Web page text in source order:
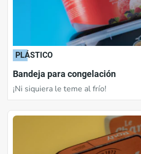
PLÁSTICO
Bandeja para congelación
¡Ni siquiera le teme al frío!